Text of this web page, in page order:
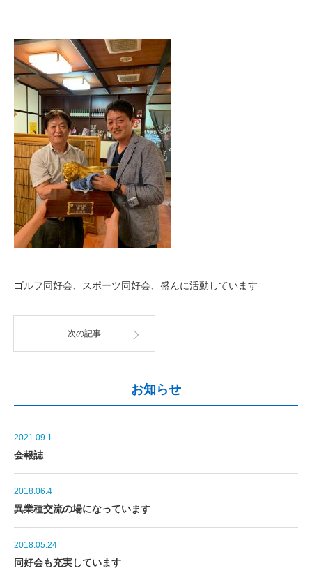
ゴルフ同好会、スポーツ同好会、盛んに活動しています
次の記事
お知らせ
2021.09.1
会報誌
2018.06.4
異業種交流の場になっています
2018.05.24
同好会も充実しています